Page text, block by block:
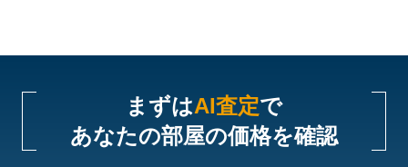
まずはAI査定で
あなたの部屋の価格を確認